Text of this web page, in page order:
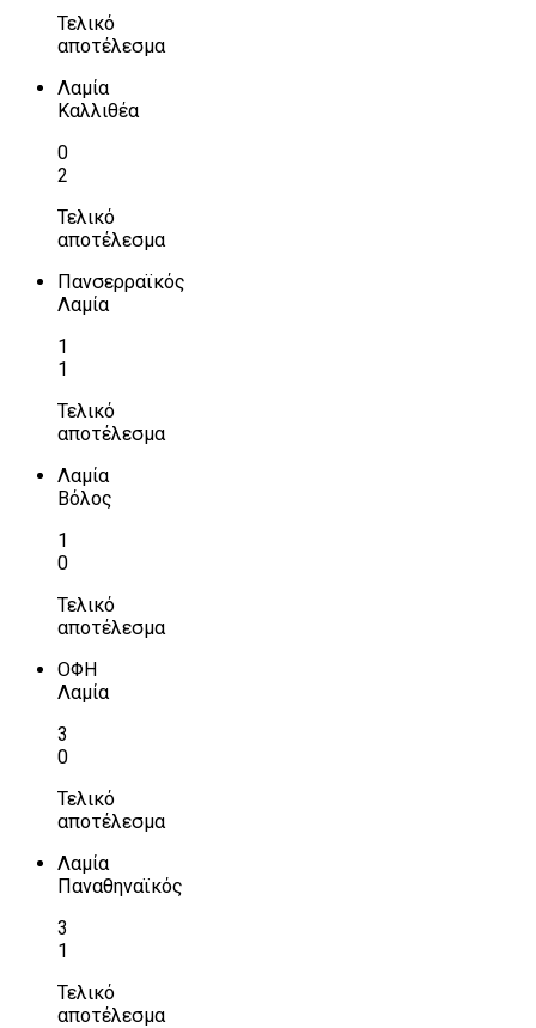
Τελικό
αποτέλεσμα
Λαμία
Καλλιθέα
0
2
Τελικό
αποτέλεσμα
Πανσερραϊκός
Λαμία
1
1
Τελικό
αποτέλεσμα
Λαμία
Βόλος
1
0
Τελικό
αποτέλεσμα
ΟΦΗ
Λαμία
3
0
Τελικό
αποτέλεσμα
Λαμία
Παναθηναϊκός
3
1
Τελικό
αποτέλεσμα